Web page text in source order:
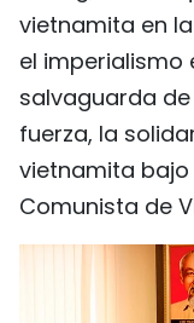
vietnamita en
el imperialismo
salvaguarda
fuerza, la
vietnamita bajo
Comunista de